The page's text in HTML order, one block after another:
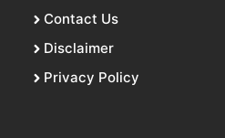
Contact Us
Disclaimer
Privacy Policy